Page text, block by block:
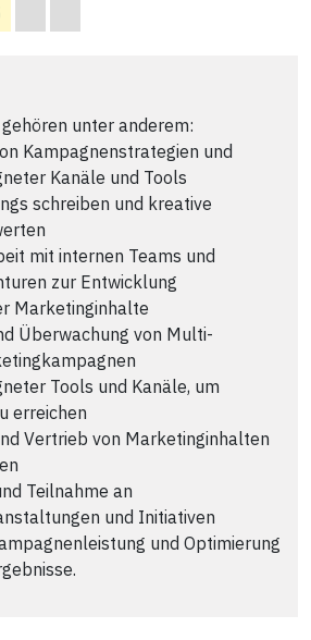
unter anderem:
Kampagnenstrategien und
Kanäle und Tools
schreiben und kreative
mit internen Teams und
zur Entwicklung
Marketinginhalte
Überwachung von Multi-
Tools und Kanäle, um
erreichen
Vertrieb von Marketinginhalten
Teilnahme an
und Initiativen
und Optimierung